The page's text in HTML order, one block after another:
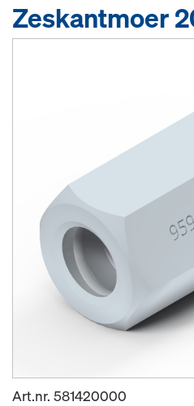
Zeskantmoer
Art.nr. 581420000